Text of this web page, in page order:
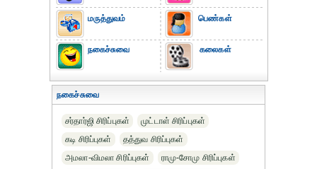
மருத்துவம்
நகைச்சுவை
பெண்கள்
கலைகள்
நகைச்சுவை
சர்தார்ஜி சிரிப்புகள்
முட்டாள் சிரிப்புகள்
கடி சிரிப்புகள்
தத்துவ சிரிப்புகள்
அமலா-விமலா சிரிப்புகள்
ராமு-சோமு சிரிப்புகள்